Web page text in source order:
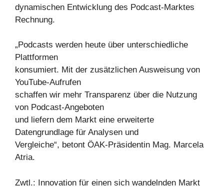
dynamischen Entwicklung des Podcast-Marktes
Rechnung.
„Podcasts werden heute über unterschiedliche
Plattformen
konsumiert. Mit der zusätzlichen Ausweisung von
YouTube-Aufrufen
schaffen wir mehr Transparenz über die Nutzung
von Podcast-Angeboten
und liefern dem Markt eine erweiterte
Datengrundlage für Analysen und
Vergleiche“, betont ÖAK-Präsidentin Mag. Marcela
Atria.
Zwtl.: Innovation für einen sich wandelnden Markt